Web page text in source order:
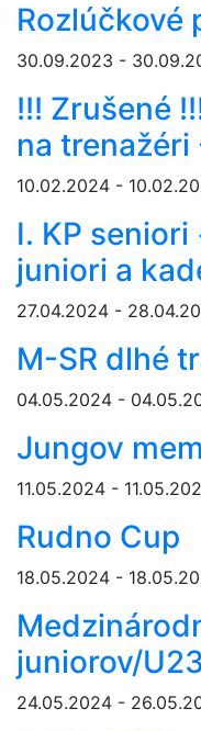
Rozlúčkové
30.09.2023 -
!!! Zrušené
na trenažéri
10.02.2024 -
I. KP
juniori a
27.04.2024 -
M-SR dlhé
04.05.2024 -
Jungov
11.05.2024 -
Rudno Cup
18.05.2024 -
juniorov/
24.05.2024 -